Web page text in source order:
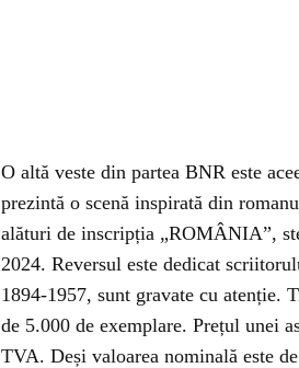
O altă veste din partea BNR este
prezintă o scenă inspirată din
alături de inscripția „ROMÂNIA”,
2024. Reversul este dedicat
1894-1957, sunt gravate cu atenție.
de 5.000 de exemplare. Prețul unei
TVA. Deși valoarea nominală este